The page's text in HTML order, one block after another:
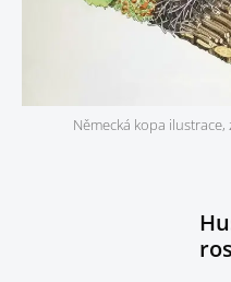
Německá kopa